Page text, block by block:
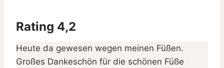
Rating 4,2
Heute da gewesen wegen meinen Füßen.
Großes Dankeschön für die schönen Füße